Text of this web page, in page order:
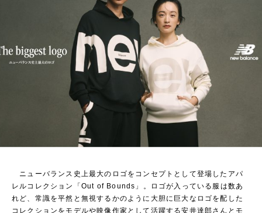
ニューバランス史上最大のロゴをコンセプトとして登場したアパ
レルコレクション「Out of Bounds」。ロゴが入っている服は数あ
れど、常識を平然と無視するかのように大胆に巨大なロゴを配した
コレクションをモデルや映像作家として活躍する安井達郎さんとモ